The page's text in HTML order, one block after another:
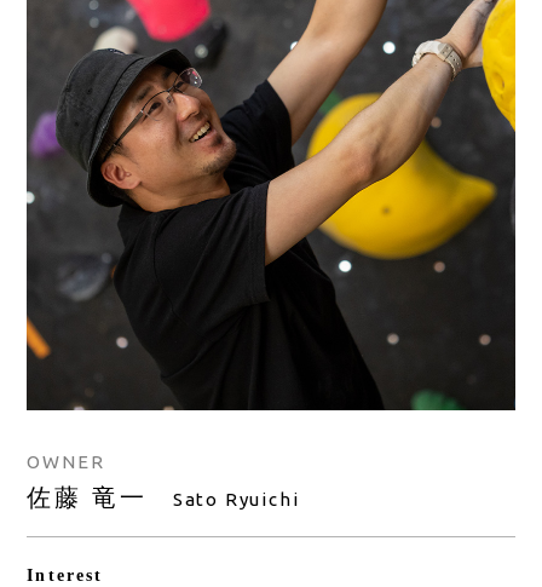
OWNER
佐藤 竜一 Sato Ryuichi
Interest